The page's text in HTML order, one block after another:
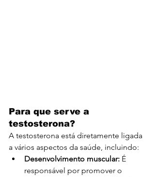
Para que serve a
testosterona?
A testosterona está diretamente ligada
a vários aspectos da saúde, incluindo:
Desenvolvimento muscular: É
responsável por promover o